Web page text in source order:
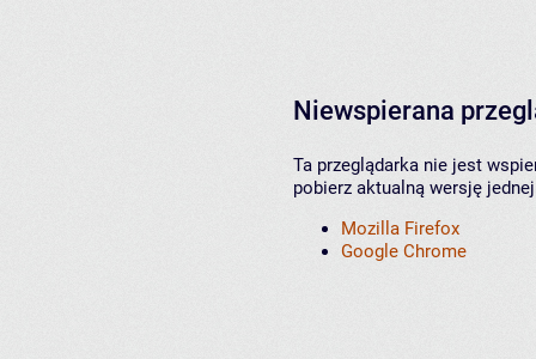
Niewspierana
Ta przeglądarka nie jest
pobierz aktualną wersję
Mozilla Firefox
Google Chrome